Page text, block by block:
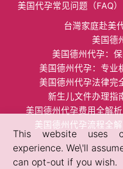
美国代孕常见问题（FAQ）
台灣家庭赴美
美国德
美国​德州代孕：
美国德州代孕：专业
美国德州代孕法律完
新生儿文件办理指
美国德州代孕费用全解
美国德州代孕流程全
This website uses
experience. We\'ll
can opt-out if you wish.